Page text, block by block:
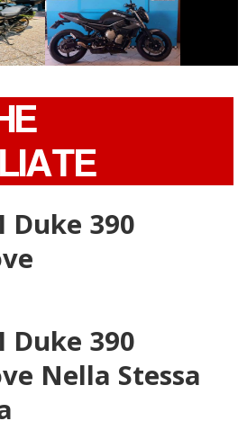
YAMAHA XJ6
Duke 390
Duke 390
Nella Stessa